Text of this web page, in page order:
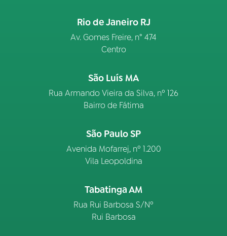
Rio de Janeiro RJ
Av. Gomes Freire, n° 474
Centro
São Luís MA
Rua Armando Vieira da Silva, nº 126
Bairro de Fátima
São Paulo SP
Avenida Mofarrej, nº 1.200
Vila Leopoldina
Tabatinga AM
Rua Rui Barbosa S/Nº
Rui Barbosa